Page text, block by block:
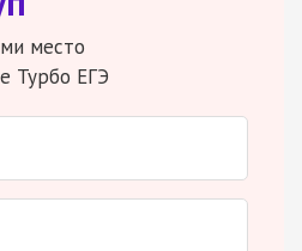
место
Турбо ЕГЭ